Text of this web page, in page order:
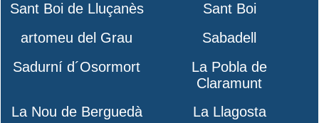
Sant Boi de Lluçanès
Sant Boi
artomeu del Grau
Sabadell
Sadurní d´Osormort
La Pobla de
Claramunt
La Nou de Berguedà
La Llagosta